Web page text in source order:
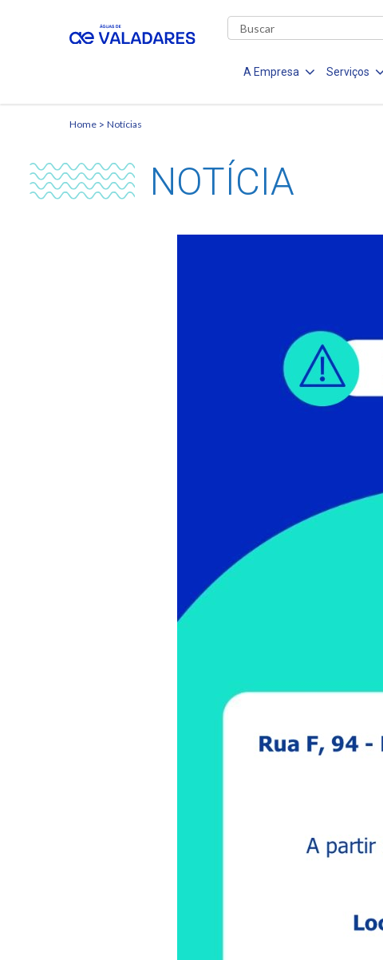
A Empresa Serviços
Home Notícias
NOTÍCIA